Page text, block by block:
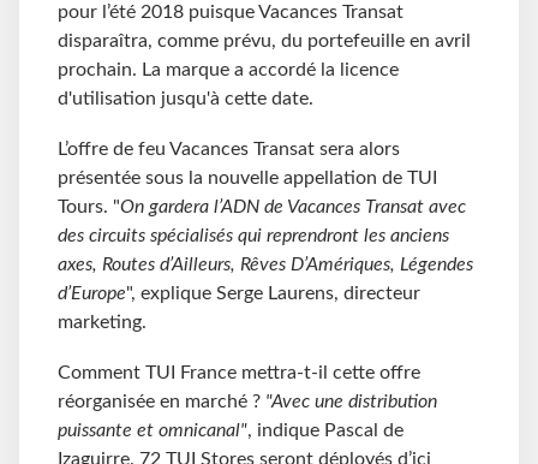
pour l’été 2018 puisque Vacances Transat
disparaîtra, comme prévu, du portefeuille en avril
prochain. La marque a accordé la licence
d'utilisation jusqu'à cette date.
L’offre de feu Vacances Transat sera alors
présentée sous la nouvelle appellation de TUI
Tours. "On gardera l’ADN de Vacances Transat avec
des circuits spécialisés qui reprendront les anciens
axes, Routes d’Ailleurs, Rêves D’Amériques, Légendes
d’Europe", explique Serge Laurens, directeur
marketing.
Comment TUI France mettra-t-il cette offre
réorganisée en marché ? "Avec une distribution
puissante et omnicanal", indique Pascal de
Izaguirre. 72 TUI Stores seront déployés d’ici